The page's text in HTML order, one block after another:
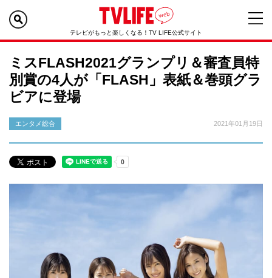
テレビがもっと楽しくなる！TV LIFE公式サイト
ミスFLASH2021グランプリ＆審査員特
別賞の4人が「FLASH」表紙＆巻頭グラ
ビアに登場
エンタメ総合 2021年01月19日